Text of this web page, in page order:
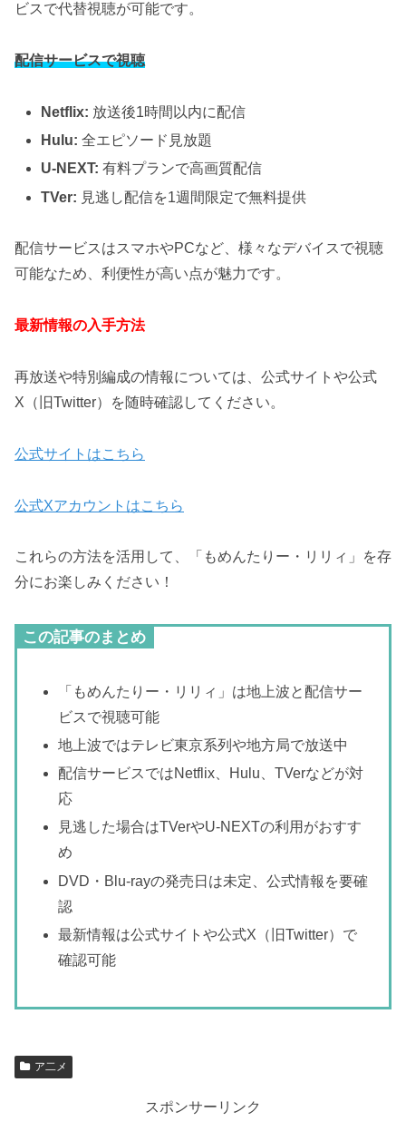
ビスで代替視聴が可能です。
配信サービスで視聴
Netflix: 放送後1時間以内に配信
Hulu: 全エピソード見放題
U-NEXT: 有料プランで高画質配信
TVer: 見逃し配信を1週間限定で無料提供
配信サービスはスマホやPCなど、様々なデバイスで視聴
可能なため、利便性が高い点が魅力です。
最新情報の入手方法
再放送や特別編成の情報については、公式サイトや公式
X（旧Twitter）を随時確認してください。
公式サイトはこちら
公式Xアカウントはこちら
これらの方法を活用して、「もめんたりー・リリィ」を存
分にお楽しみください！
この記事のまとめ
「もめんたりー・リリィ」は地上波と配信サー
ビスで視聴可能
地上波ではテレビ東京系列や地方局で放送中
配信サービスではNetflix、Hulu、TVerなどが対
応
見逃した場合はTVerやU-NEXTの利用がおすす
め
DVD・Blu-rayの発売日は未定、公式情報を要確
認
最新情報は公式サイトや公式X（旧Twitter）で
確認可能
ア二メ
スポンサーリンク